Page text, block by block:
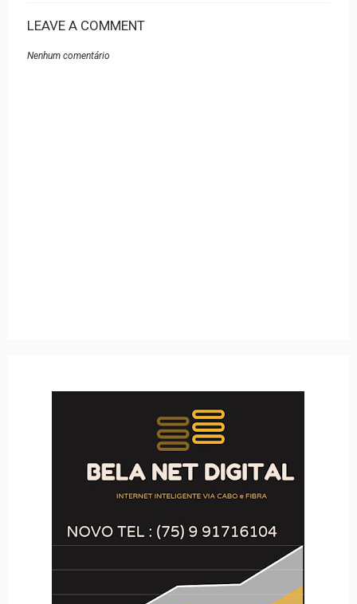
LEAVE A COMMENT
Nenhum comentário